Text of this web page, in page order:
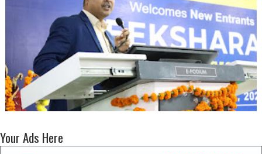
Your Ads Here